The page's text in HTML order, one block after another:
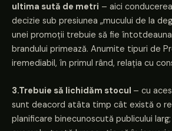
ultima sută de metri – aici
decizie sub presiunea „mucului de la
unei promoții trebuie să fie
brandului primează. Anumite tipuri de
iremediabil, în primul rând, relația cu
3.Trebuie să lichidăm stocul – cu
sunt deacord atâta timp cât există o
planificare binecunoscută publicului